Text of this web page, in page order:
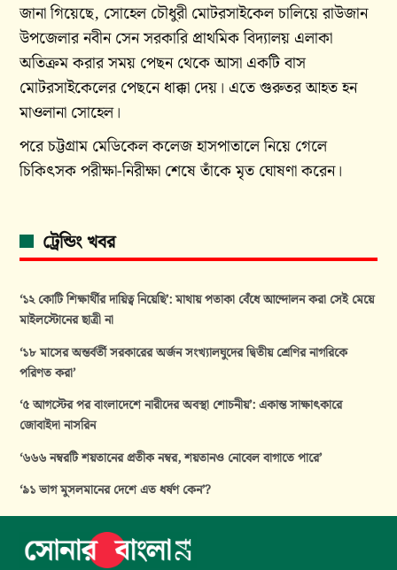
জানা গিয়েছে, সোহেল চৌধুরী মোটরসাইকেল চালিয়ে রাউজান
উপজেলার নবীন সেন সরকারি প্রাথমিক বিদ্যালয় এলাকা
অতিক্রম করার সময় পেছন থেকে আসা একটি বাস
মোটরসাইকেলের পেছনে ধাক্কা দেয়। এতে গুরুতর আহত হন
মাওলানা সোহেল।
পরে চট্টগ্রাম মেডিকেল কলেজ হাসপাতালে নিয়ে গেলে
চিকিৎসক পরীক্ষা-নিরীক্ষা শেষে তাঁকে মৃত ঘোষণা করেন।
ট্রেন্ডিং খবর
‘১২ কোটি শিক্ষার্থীর দায়িত্ব নিয়েছি’: মাথায় পতাকা বেঁধে আন্দোলন করা সেই মেয়ে
মাইলস্টোনের ছাত্রী না
‘১৮ মাসের অন্তর্বর্তী সরকারের অর্জন সংখ্যালঘুদের দ্বিতীয় শ্রেণির নাগরিকে
পরিণত করা’
‘৫ আগস্টের পর বাংলাদেশে নারীদের অবস্থা শোচনীয়’: একান্ত সাক্ষাৎকারে
জোবাইদা নাসরিন
‘৬৬৬ নম্বরটি শয়তানের প্রতীক নম্বর, শয়তানও নোবেল বাগাতে পারে’
‘৯১ ভাগ মুসলমানের দেশে এত ধর্ষণ কেন’?